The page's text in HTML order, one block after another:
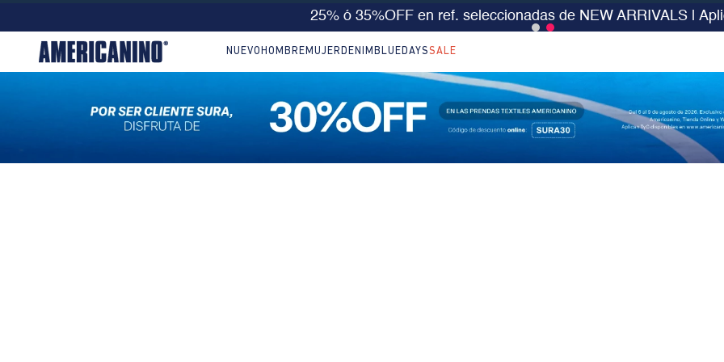
10% EXTRA en compras desde $199.000 | 15% EXTRA desde $400.000 en
NUEVO HOMBRE MUJER DENIM BLUEDAYSSALE